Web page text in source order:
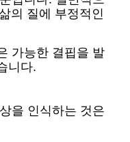
의 질에 부정적인
가능한 결핍을 발
니다.
을 인식하는 것은